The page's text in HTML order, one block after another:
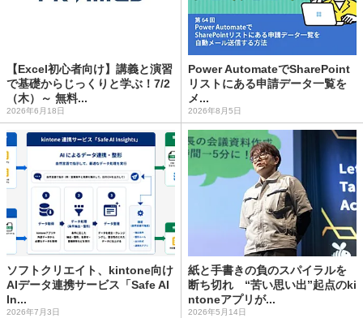
【Excel初心者向け】講義と演習
で基礎からじっくりと学ぶ！7/2
（木）～ 無料...
2026年6月18日
Power AutomateでSharePoint
リストにある申請データ一覧を
メ...
2026年8月5日
ソフトクリエイト、kintone向け
AIデータ連携サービス「Safe AI
In...
2026年7月3日
紙と手書きの負のスパイラルを
断ち切れ “苦い思い出”起点のki
ntoneアプリが...
2026年5月14日